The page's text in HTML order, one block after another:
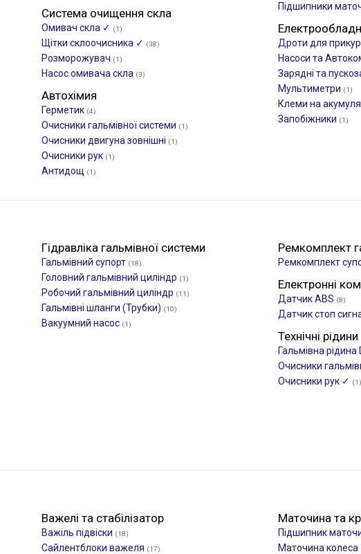
Підшипники
Система очищення скла
Омивач скла ✓ (1)
Щітки склоочиcника ✓ (38)
Розморожувач (1)
Насос омивача скла (3)
Дроти для
Насоси та
Зарядні та
Мультиметри (1)
Клеми на
Запобіжники (1)
Автохімия
Герметик (4)
Очисники гальмівної системи (1)
Очисники двигуна зовнішні (1)
Очисники рук (1)
Антидощ (1)
Гідравліка гальмівної системи
Гальмівний супорт (18)
Головний гальмівний циліндр (1)
Робочий гальмівний циліндр (11)
Гальмівні шланги (Трубки) (10)
Вакуумний насос (1)
Ремкомплект
Ремкомплект
Електронні
Датчик ABS (8)
Датчик стоп
Технічні рідини
Гальмівна рідина
Очисники
Очисники рук ✓ (1)
Важелі та стабілізатор
Важіль підвіски (18)
Сайлентблоки важеля (17)
Маточина та
Підшипник
Маточина колеса